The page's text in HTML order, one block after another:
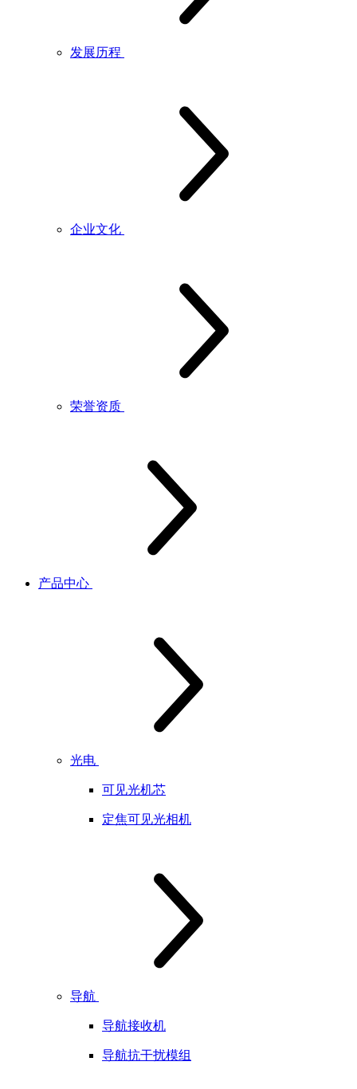
发展历程
企业文化
荣誉资质
产品中心
光电
可见光机芯
定焦可见光相机
导航
导航接收机
导航抗干扰模组